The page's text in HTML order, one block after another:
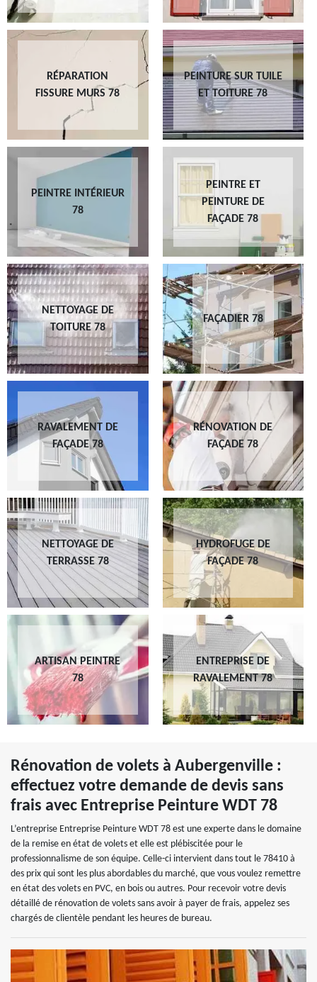
RÉPARATION
FISSURE MURS 78
PEINTURE SUR TUILE
ET TOITURE 78
PEINTRE INTÉRIEUR
78
PEINTRE ET
PEINTURE DE
FAÇADE 78
NETTOYAGE DE
TOITURE 78
FAÇADIER 78
RAVALEMENT DE
FAÇADE 78
RÉNOVATION DE
FAÇADE 78
NETTOYAGE DE
TERRASSE 78
HYDROFUGE DE
FAÇADE 78
ARTISAN PEINTRE
78
ENTREPRISE DE
RAVALEMENT 78
Rénovation de volets à Aubergenville :
effectuez votre demande de devis sans
frais avec Entreprise Peinture WDT 78
L’entreprise Entreprise Peinture WDT 78 est une experte dans le domaine
de la remise en état de volets et elle est plébiscitée pour le
professionnalisme de son équipe. Celle-ci intervient dans tout le 78410 à
des prix qui sont les plus abordables du marché, que vous voulez remettre
en état des volets en PVC, en bois ou autres. Pour recevoir votre devis
détaillé de rénovation de volets sans avoir à payer de frais, appelez ses
chargés de clientèle pendant les heures de bureau.